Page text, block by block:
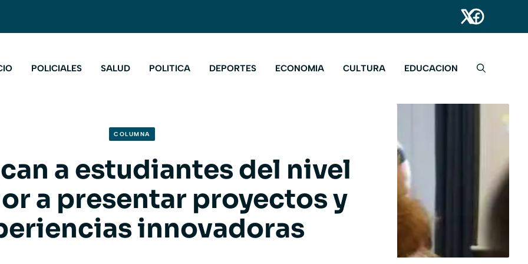
POLICIALES SALUD POLITICA DEPORTES ECONOMIA CULTURA EDUCACION
COLUMNA
a estudiantes del nivel
a presentar proyectos y
innovadoras